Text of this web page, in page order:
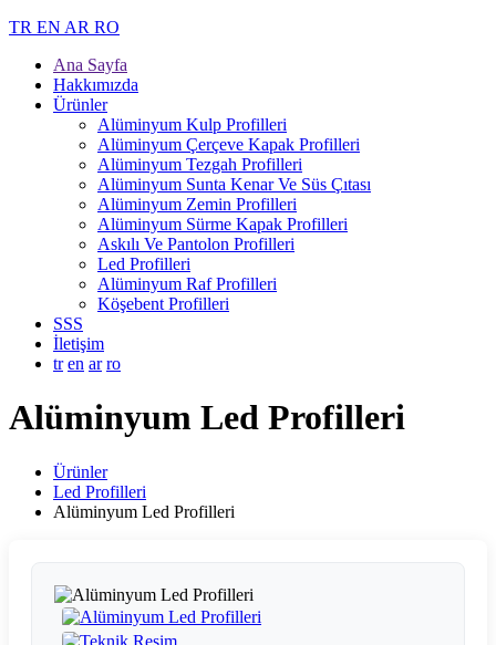
TR EN AR RO
Ana Sayfa
Hakkımızda
Ürünler
Alüminyum Kulp Profilleri
Alüminyum Çerçeve Kаpаk Profilleri
Alüminyum Tezgah Profilleri
Alüminyum Sunta Kenar Ve Süs Çıtası
Alüminyum Zemin Profilleri
Alüminyum Sürme Kapak Profilleri
Askılı Ve Pantolon Profilleri
Led Profilleri
Alüminyum Raf Profilleri
Köşebent Profilleri
SSS
İletişim
tr en ar ro
Alüminyum Led Profilleri
Ürünler
Led Profilleri
Alüminyum Led Profilleri